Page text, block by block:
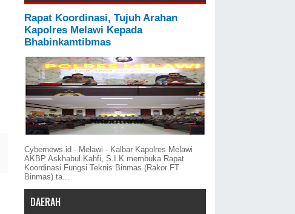
Rapat Koordinasi, Tujuh Arahan
Kapolres Melawi Kepada
Bhabinkamtibmas
Cybernews.id - Melawi - Kalbar Kapolres Melawi
AKBP Askhabul Kahfi, S.I.K membuka Rapat
Koordinasi Fungsi Teknis Binmas (Rakor FT
Binmas) ta...
DAERAH